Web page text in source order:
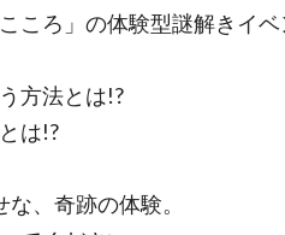
ころ」の体験型謎解きイ
方法とは!?
は!?
、奇跡の体験。